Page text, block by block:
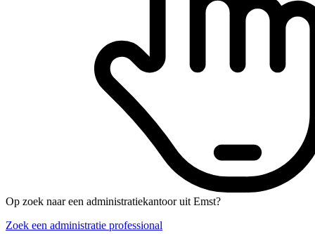
Op zoek naar een administratiekantoor uit Emst?
Zoek een administratie professional